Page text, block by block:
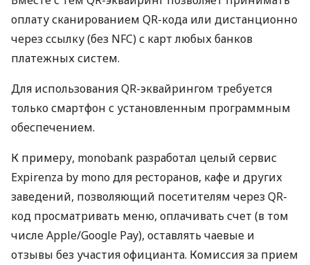
оплату сканированием QR-кода или дистанционно
через ссылку (без NFC) с карт любых банков
платежных систем.
Для использования QR-эквайрингом требуется
только смартфон с установленным программным
обеспечением.
К примеру, monobank разработал целый сервис
Expirenza by mono для ресторанов, кафе и других
заведений, позволяющий посетителям через QR-
код просматривать меню, оплачивать счет (в том
числе Apple/Google Pay), оставлять чаевые и
отзывы без участия официанта. Комиссия за прием